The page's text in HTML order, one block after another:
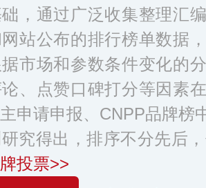
，通过广泛收集整理汇
站公布的排行榜单数据
市场和参数条件变化的
、点赞口碑打分等因素
申请申报、CNPP品牌榜
究得出，排序不分先后
投票>>